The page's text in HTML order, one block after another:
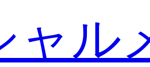
ャル